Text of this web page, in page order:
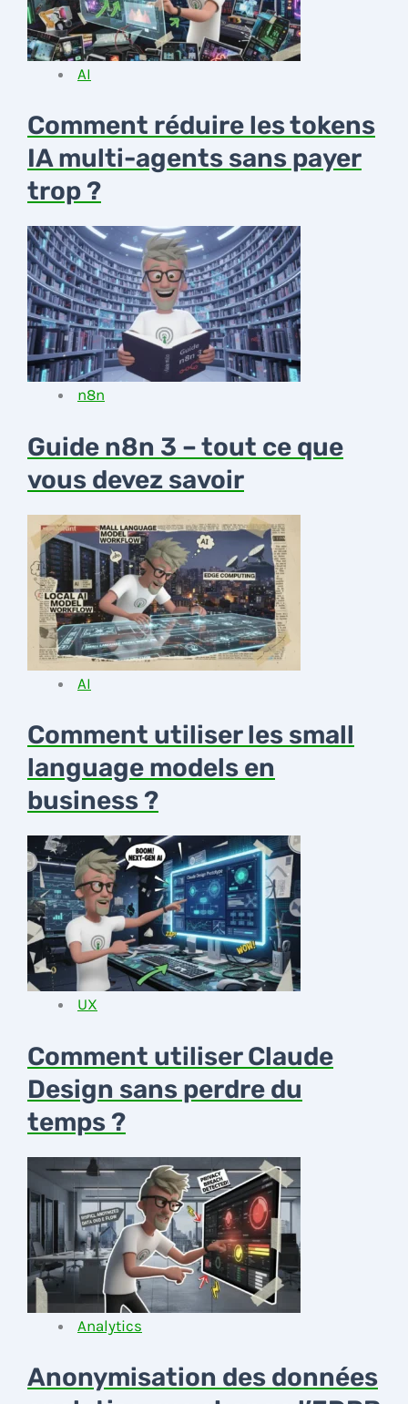
AI
Comment réduire les tokens
IA multi-agents sans payer
trop ?
n8n
Guide n8n 3 – tout ce que
vous devez savoir
AI
Comment utiliser les small
language models en
business ?
UX
Comment utiliser Claude
Design sans perdre du
temps ?
Analytics
Anonymisation des données